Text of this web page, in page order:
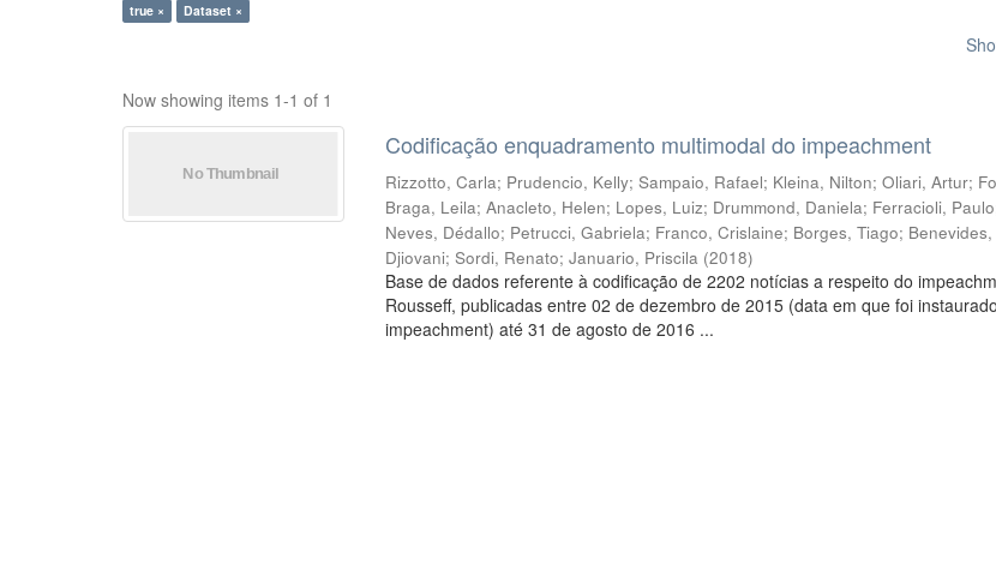
true ×
Dataset ×
Now showing items 1-1 of 1
Codificação enquadramento multimodal do impeachment
Rizzotto, Carla; Prudencio, Kelly;Sampaio, Rafael; Kleina, Nilton;Oliari, Artur;
Braga, Leila;Anacleto, Helen; Lopes, Luiz; Drummond, Daniela; Ferracioli, Paulo
Neves, Dédallo; Petrucci, Gabriela; Franco, Crislaine; Borges, Tiago;
Djiovani;Sordi, Renato;Januario, Priscila (2018)
Base de dados referente à codificação de 2202 notícias a respeito do
Rousseff, publicadas entre 02 de dezembro de 2015 (data em que foi
impeachment) até 31 de agosto de 2016 ...